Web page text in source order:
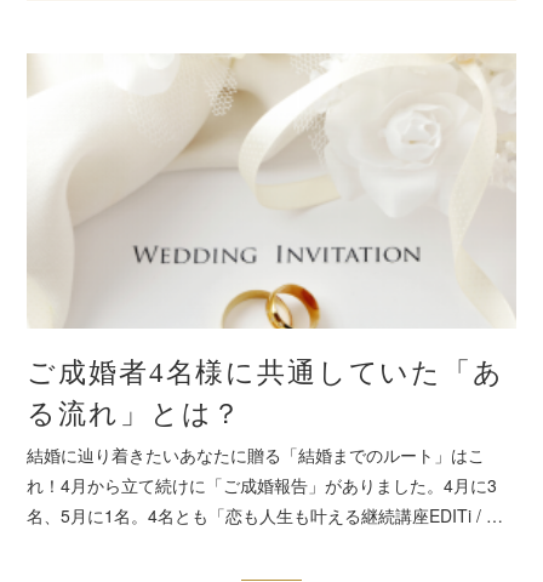
ご成婚者4名様に共通していた「あ
る流れ」とは？
結婚に辿り着きたいあなたに贈る「結婚までのルート」はこ
れ！4月から立て続けに「ご成婚報告」がありました。4月に3
名、5月に1名。4名とも「恋も人生も叶える継続講座EDITi / …